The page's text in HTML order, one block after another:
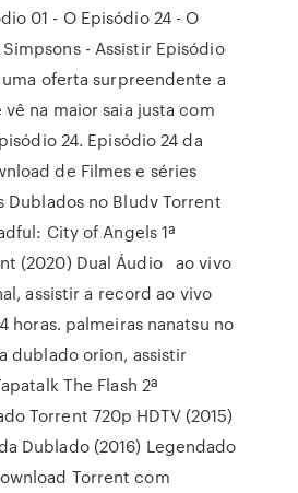
01 - O Episódio 24 - O
- Assistir Episódio
oferta surpreendente a
na maior saia justa com
24. Episódio 24 da
de Filmes e séries
Dublados no Bludv Torrent
City of Angels 1ª
(2020) Dual Áudio ao vivo
assistir a record ao vivo
horas. palmeiras nanatsu no
dublado orion, assistir
The Flash 2ª
Torrent 720p HDTV (2015)
Dublado (2016) Legendado
Torrent com